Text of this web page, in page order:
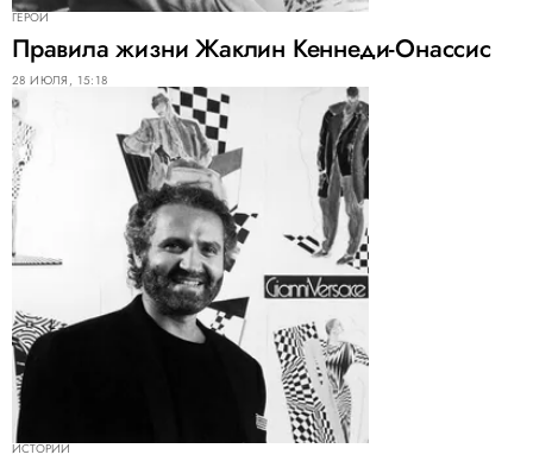
ГЕРОИ
Правила жизни Жаклин Кеннеди-Онассис
28 ИЮЛЯ, 15:18
ИСТОРИИ